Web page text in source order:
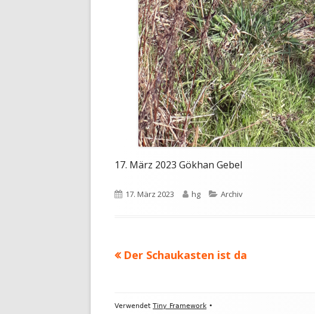
17. März 2023 Gökhan Gebel
Veröffentlicht
17. März 2023 Autor
hg Kategorien
Archiv
Beitragsnavigation
Vorheriger
Der Schaukasten ist da
Footer
Verwendet Tiny Framework •